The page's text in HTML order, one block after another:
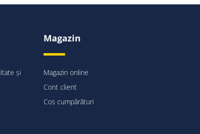
și
Magazin
Magazin online
Cont client
Cos cumpărături